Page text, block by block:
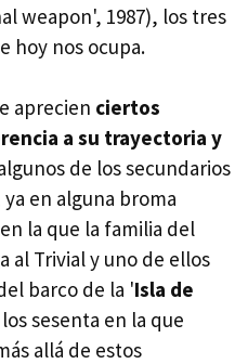
weapon', 1987), los tres
hoy nos ocupa.
aprecien ciertos
a su trayectoria y
de los secundarios
en alguna broma
la que la familia del
al Trivial y uno de ellos
barco de la 'Isla de
sesenta en la que
allá de estos